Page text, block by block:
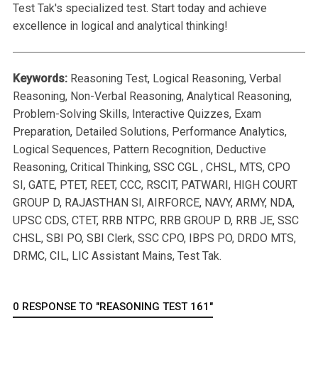
Test Tak's specialized test. Start today and achieve
excellence in logical and analytical thinking!
Keywords: Reasoning Test, Logical Reasoning, Verbal
Reasoning, Non-Verbal Reasoning, Analytical Reasoning,
Problem-Solving Skills, Interactive Quizzes, Exam
Preparation, Detailed Solutions, Performance Analytics,
Logical Sequences, Pattern Recognition, Deductive
Reasoning, Critical Thinking, SSC CGL , CHSL, MTS, CPO
SI, GATE, PTET, REET, CCC, RSCIT, PATWARI, HIGH COURT
GROUP D, RAJASTHAN SI, AIRFORCE, NAVY, ARMY, NDA,
UPSC CDS, CTET, RRB NTPC, RRB GROUP D, RRB JE, SSC
CHSL, SBI PO, SBI Clerk, SSC CPO, IBPS PO, DRDO MTS,
DRMC, CIL, LIC Assistant Mains, Test Tak.
0 RESPONSE TO "REASONING TEST 161"